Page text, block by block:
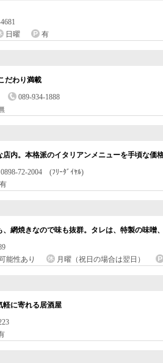
4681
日曜 有
だわり満載
089-934-1888
内。本格派のイタリアンメニューを手頃な価
0898-72-2004 (ﾌﾘｰﾀﾞｲﾔﾙ)
有
網焼きなので味も抜群。タレは、特製の味噌
能性あり
月曜（祝日の場合は翌日）
軽に寄れる居酒屋